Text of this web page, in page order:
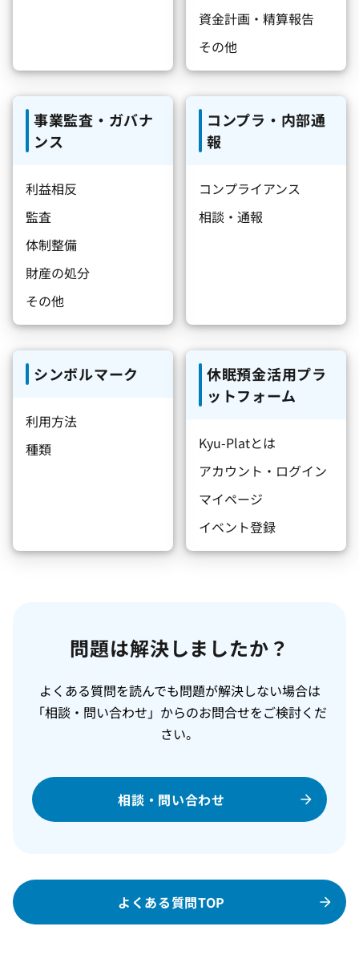
資金計画・精算報告
その他
事業監査・ガバナ
ンス
利益相反
監査
体制整備
財産の処分
その他
コンプラ・内部通
報
コンプライアンス
相談・通報
シンボルマーク
利用方法
種類
休眠預金活用プラ
ットフォーム
Kyu-Platとは
アカウント・ログイン
マイページ
イベント登録
問題は解決しましたか？
よくある質問を読んでも問題が解決しない場合は
「相談・問い合わせ」からのお問合せをご検討くだ
さい。
相談・問い合わせ
よくある質問TOP